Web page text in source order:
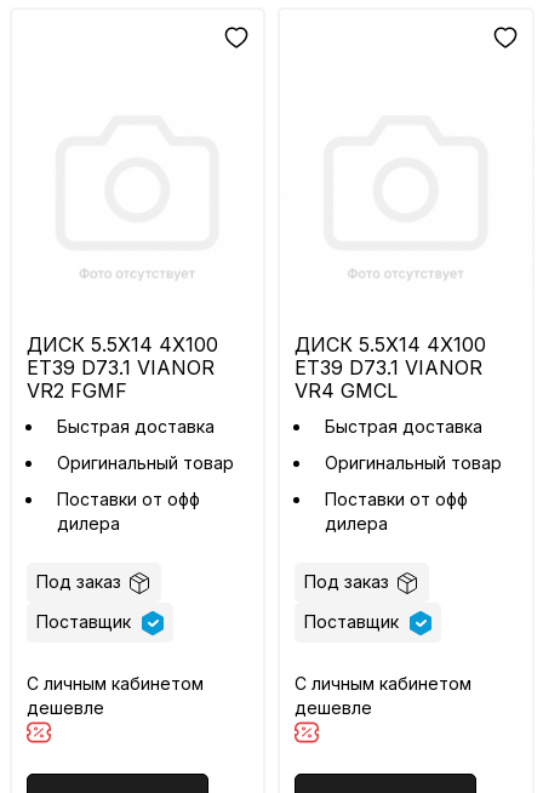
ДИСК 5.5X14 4X100
ET39 D73.1 VIANOR
VR2 FGMF
Быстрая доставка
Оригинальный товар
Поставки от офф
дилера
Под заказ
Поставщик
С личным кабинетом
дешевле
ДИСК 5.5X14 4X100
ET39 D73.1 VIANOR
VR4 GMCL
Быстрая доставка
Оригинальный товар
Поставки от офф
дилера
Под заказ
Поставщик
С личным кабинетом
дешевле